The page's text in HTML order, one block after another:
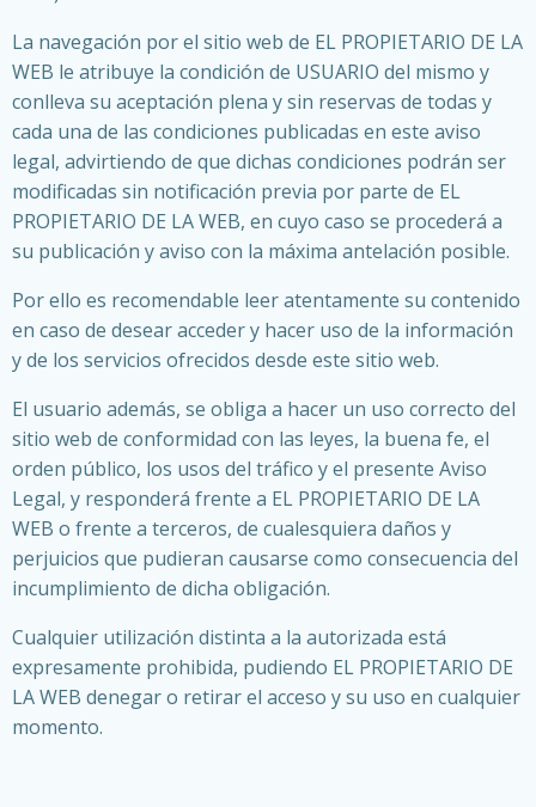
La navegación por el sitio web de EL PROPIETARIO DE LA
WEB le atribuye la condición de USUARIO del mismo y
conlleva su aceptación plena y sin reservas de todas y
cada una de las condiciones publicadas en este aviso
legal, advirtiendo de que dichas condiciones podrán ser
modificadas sin notificación previa por parte de EL
PROPIETARIO DE LA WEB, en cuyo caso se procederá a
su publicación y aviso con la máxima antelación posible.
Por ello es recomendable leer atentamente su contenido
en caso de desear acceder y hacer uso de la información
y de los servicios ofrecidos desde este sitio web.
El usuario además, se obliga a hacer un uso correcto del
sitio web de conformidad con las leyes, la buena fe, el
orden público, los usos del tráfico y el presente Aviso
Legal, y responderá frente a EL PROPIETARIO DE LA
WEB o frente a terceros, de cualesquiera daños y
perjuicios que pudieran causarse como consecuencia del
incumplimiento de dicha obligación.
Cualquier utilización distinta a la autorizada está
expresamente prohibida, pudiendo EL PROPIETARIO DE
LA WEB denegar o retirar el acceso y su uso en cualquier
momento.